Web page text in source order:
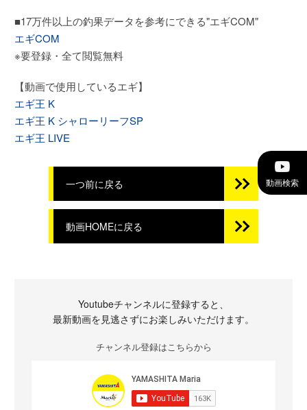
■17万件以上の釣果データを参考にできる"エギCOM"
エギCOM
※要登録・全て閲覧無料
【動画で使用しているエギ】
エギ王 K
エギ王 K シャローリーフSP
エギ王 LIVE
一つ前に戻る
動画HOMEに戻る
Youtubeチャンネルに登録すると、
最新動画を見逃さずにお楽しみいただけます。
チャンネル登録はこちらから
動画検索